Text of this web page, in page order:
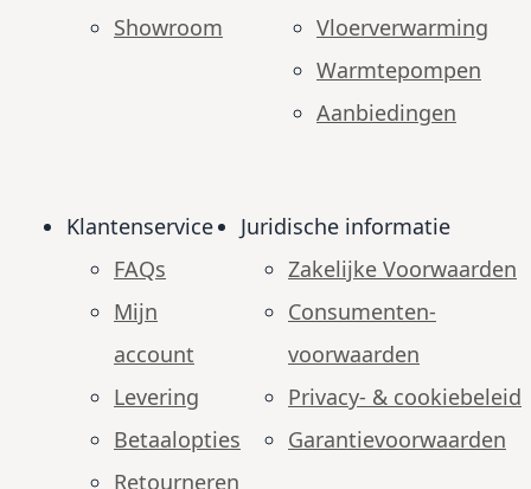
Showroom
Vloerverwarming
Warmtepompen
Aanbiedingen
Klantenservice
FAQs
Mijn
account
Levering
Betaalopties
Retourneren
Juridische informatie
Zakelijke Voorwaarden
Consumenten­
voorwaarden
Privacy- & cookiebeleid
Garantie­voorwaarden